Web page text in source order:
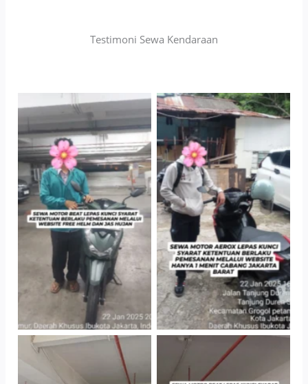
Testimoni Sewa Kendaraan
TNo Caption TNo Caption